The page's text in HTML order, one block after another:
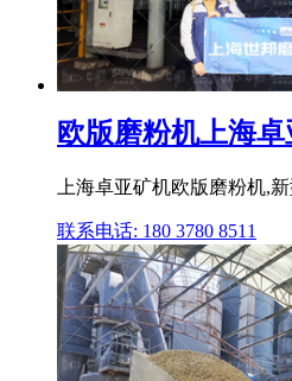
欧版磨粉机上海
上海卓亚矿机欧版磨粉机,
联系电话: 180 3780 8511